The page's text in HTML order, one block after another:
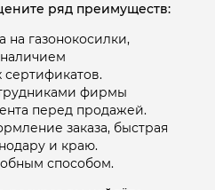
ряд преимуществ:
на газонокосилки,
сертификатов.
фирмы
перед продажей.
заказа, быстрая
и краю.
способом.